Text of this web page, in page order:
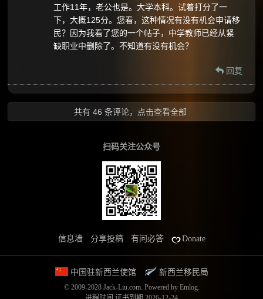
工作11年，老公也是。大学本科。试着打分了一
下，大概125分。您看，这种情况有没有机会申请移
民？因为我看了您的一个帖子，中学教师已经从紧
缺职业中删除了。不知道有没有机会？
回复
共有 46 条评论， 点击查看全部
扫码关注公众号
信息墙 分享投稿 有问必答 Donate
中国驻新西兰使馆 新西兰移民局
© 2009-2028 Jack-Liu.com. Powered by Emlog.